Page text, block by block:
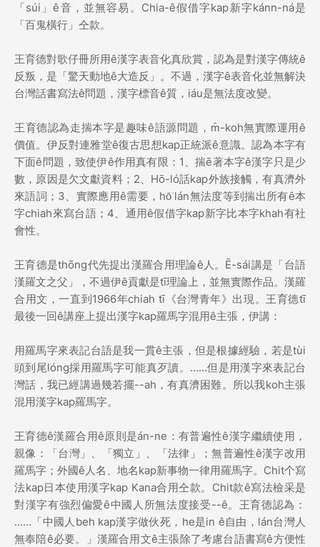
「súi」ê音，並無容易。Chia-ê假借字kap新字kánn-ná是
「百鬼橫行」仝款。
王育德對歌仔冊所用ê漢字表音化真欣賞，認為是對漢字傳統ê
反叛，是「驚天動地ê大造反」。不過，漢字ê表音化並無解決
台灣話書寫法ê問題，漢字標音ê質，iáu是無法度改變。
王育德認為走揣本字是趣味ê語源問題，m̄-koh無實際運用ê
價值。伊反對連雅堂ê復古思想kap正統派ê意識。認為本字有
下面ê問題，致使伊ê作用真有限：1、揣ē著本字ê漢字只是少
數，原因是欠文獻資料；2、Hō-ló話kap外族接觸，有真濟外
來語詞；3、實際應用ê需要，hō͘ lán無法度等到揣出所有ê本
字chiah來寫台語；4、通用ê假借字kap新字比本字khah有社
會性。
王育德是thōng代先提出漢羅合用理論ê人。Ē-sái講是「台語
漢羅文之父」，不過伊ê貢獻是tī理論上，並無實際作品。漢羅
合用文，一直到1966年chiah tī《台灣青年》出現。王育德tī
最後一回ê講座上提出漢字kap羅馬字混用ê主張，伊講：
用羅馬字來表記台語是我一貫ê主張，但是根據經驗，若是tùi
頭到尾lóng採用羅馬字可能真歹讀。……但是用漢字來表記台
灣話，我已經講過幾若擺--ah，有真濟困難。所以我koh主張
混用漢字kap羅馬字。
王育德ê漢羅合用ê原則是án-ne：有普遍性ê漢字繼續使用，
親像：「台灣」、「獨立」、「法律」；無普遍性ê漢字改用
羅馬字；外國ê人名、地名kap新事物一律用羅馬字。Chit个寫
法kap日本使用漢字kap Kana合用仝款。Chit款ê寫法檢采是
對漢字有強烈偏愛ê中國人所無法度接受--ê。王育德認為：
……「中國人beh kap漢字做伙死，he是in ê自由，lán台灣人
無奉陪ê必要。」漢羅合用文ê主張除了考慮台語書寫ê方便性